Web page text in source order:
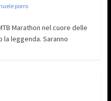
porro
Marathon nel cuore delle
leggenda. Saranno